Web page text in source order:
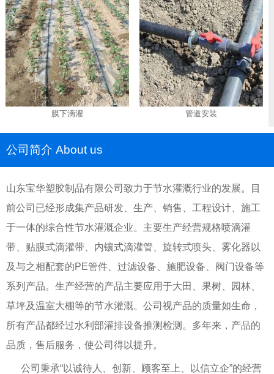
膜下滴灌 管道安装
公司简介 About us
山东宝华塑胶制品有限公司致力于节水灌溉行业的发展。目
前公司已经形成集产品研发、生产、销售、工程设计、施工
于一体的综合性节水灌溉企业。主要生产经营规格喷滴灌
带、贴膜式滴灌带、内镶式滴灌管、旋转式喷头、雾化器以
及与之相配套的PE管件、过滤设备、施肥设备、阀门设备等
系列产品。生产经营的产品主要应用于大田、果树、园林、
草坪及温室大棚等的节水灌溉。公司视产品的质量如生命，
所有产品都经过水利部灌排设备推测检测。多年来，产品的
品质，售后服务，使公司得以提升。
公司秉承“以诚待人、创新、顾客至上、以信立企”的经营